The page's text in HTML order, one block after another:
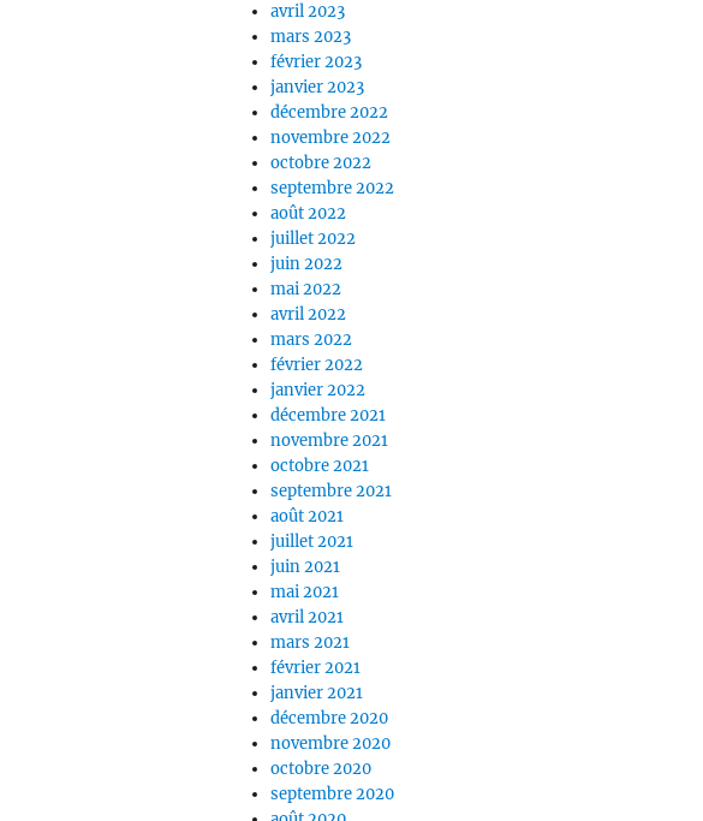
avril 2023
mars 2023
février 2023
janvier 2023
décembre 2022
novembre 2022
octobre 2022
septembre 2022
août 2022
juillet 2022
juin 2022
mai 2022
avril 2022
mars 2022
février 2022
janvier 2022
décembre 2021
novembre 2021
octobre 2021
septembre 2021
août 2021
juillet 2021
juin 2021
mai 2021
avril 2021
mars 2021
février 2021
janvier 2021
décembre 2020
novembre 2020
octobre 2020
septembre 2020